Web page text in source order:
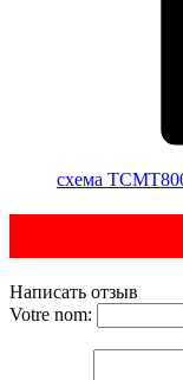
cхема
Написать отзыв
Votre nom: